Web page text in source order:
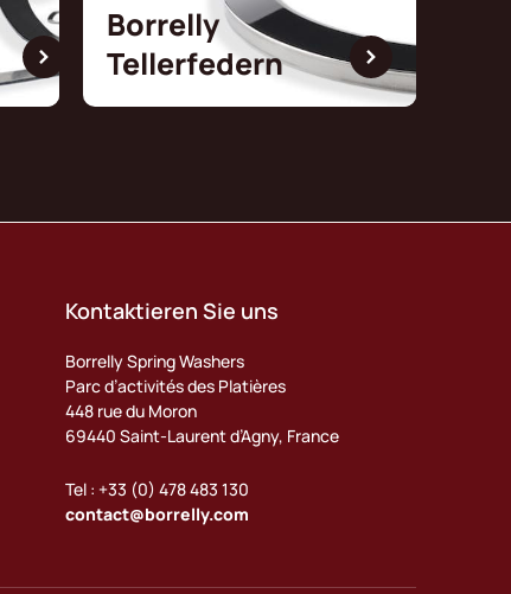
Borrelly
Tellerfedern
Kontaktieren Sie uns
Borrelly Spring Washers
Parc d’activités des Platières
448 rue du Moron
69440 Saint-Laurent d’Agny, France
Tel : +33 (0) 478 483 130
contact@borrelly.com